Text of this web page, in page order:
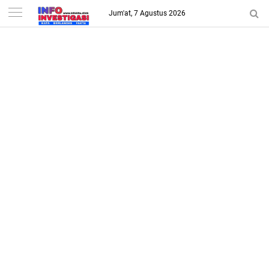
-->
Jum'at, 7 Agustus 2026